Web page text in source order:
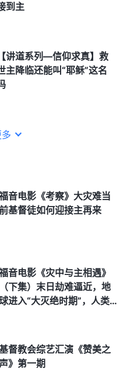
到主
【讲道系列—信仰求真】救
主降临还能叫“耶稣”这名
音电影《考察》大灾难当
基督徒如何迎接主再来
音电影《灾中与主相遇》
（下集）末日劫难逼近，地
进入“大灭绝时期”，人类
督教会综艺汇演《赞美之
声》第一期